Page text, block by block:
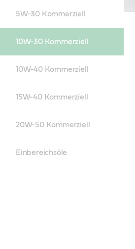
5W-30 Kommerziell
10W-30 Kommerziell
10W-40 Kommerziell
15W-40 Kommerziell
20W-50 Kommerziell
Einbereichsöle